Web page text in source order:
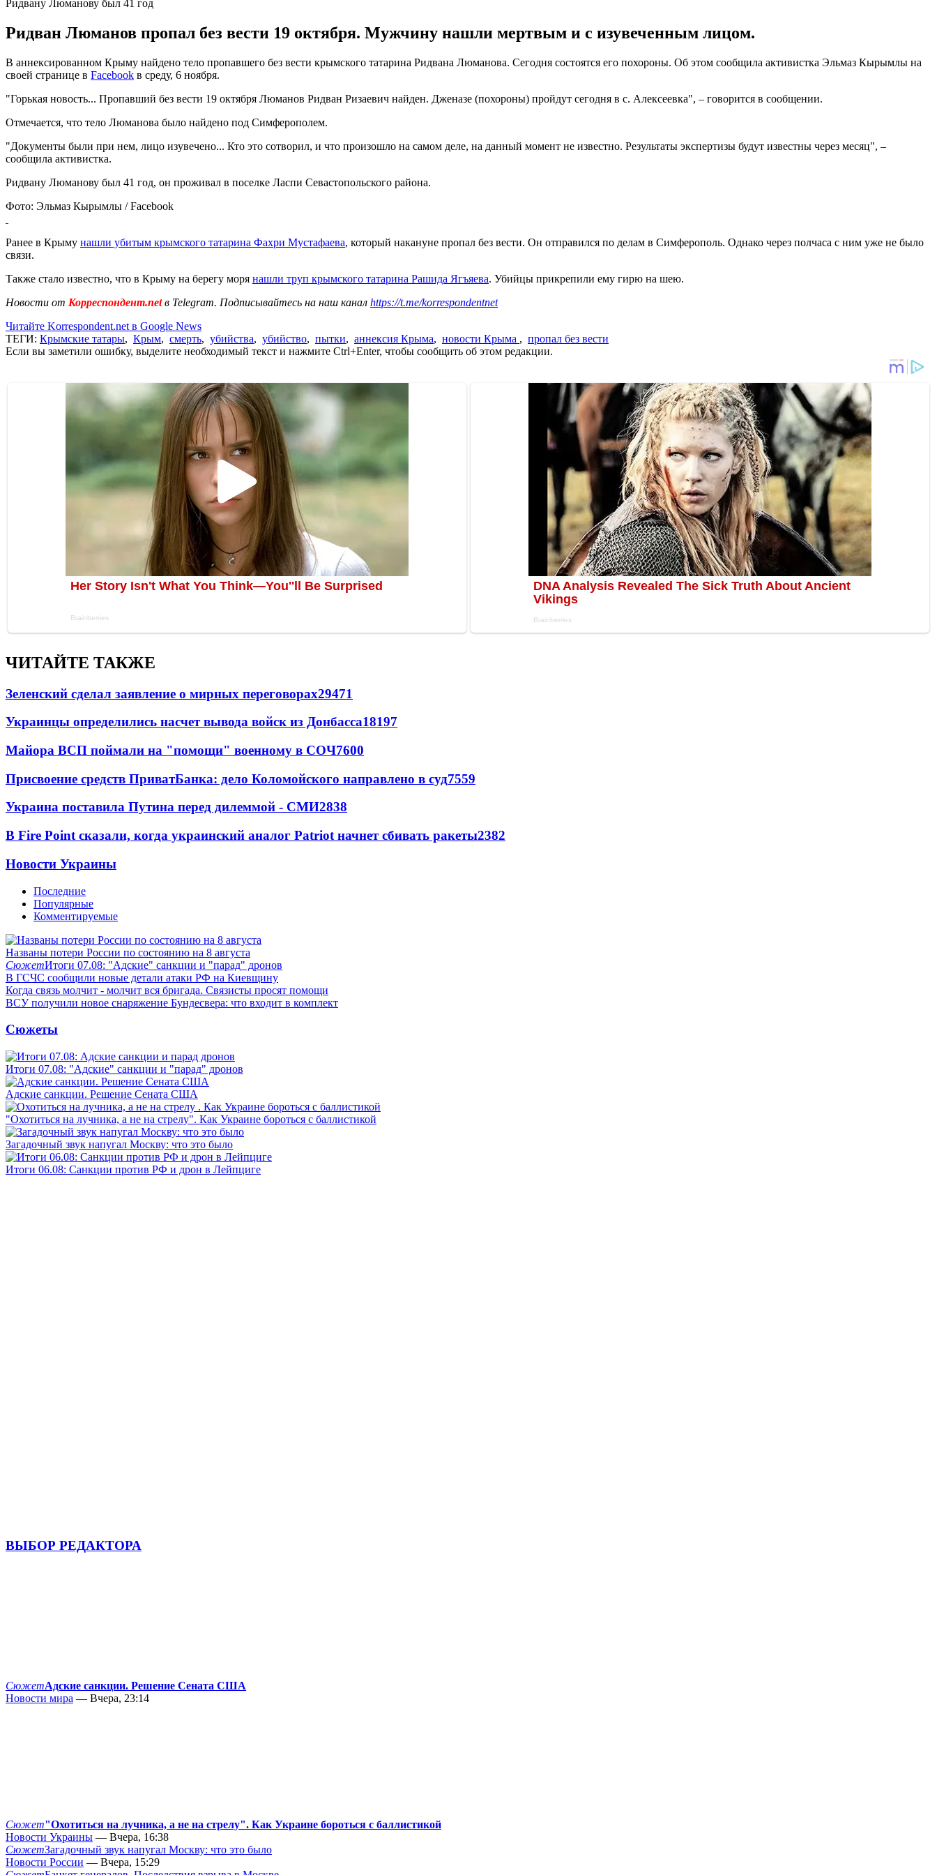
Ридвану Люманову был 41 год
Ридван Люманов пропал без вести 19 октября. Мужчину нашли мертвым и с изувеченным лицом.
В аннексированном Крыму найдено тело пропавшего без вести крымского татарина Ридвана Люманова. Сегодня состоятся его похороны. Об этом сообщила активистка Эльмаз Кырымлы на
своей странице в Facebook в среду, 6 ноября.
"Горькая новость... Пропавший без вести 19 октября Люманов Ридван Ризаевич найден. Дженазе (похороны) пройдут сегодня в с. Алексеевка", – говорится в сообщении.
Отмечается, что тело Люманова было найдено под Симферополем.
"Документы были при нем, лицо изувечено... Кто это сотворил, и что произошло на самом деле, на данный момент не известно. Результаты экспертизы будут известны через месяц", –
сообщила активистка.
Ридвану Люманову был 41 год, он проживал в поселке Ласпи Севастопольского района.
Фото: Эльмаз Кырымлы / Facebook
Ранее в Крыму нашли убитым крымского татарина Фахри Мустафаева, который накануне пропал без вести. Он отправился по делам в Симферополь. Однако через полчаса с ним уже не было
связи.
Также стало известно, что в Крыму на берегу моря нашли труп крымского татарина Рашида Ягъяева. Убийцы прикрепили ему гирю на шею.
Новости от Корреспондент.netв Telegram. Подписывайтесь на наш канал https://t.me/korrespondentnet
Читайте Korrespondent.net в Google News
ТЕГИ: Крымские татары, Крым, смерть, убийства, убийство, пытки, аннексия Крыма, новости Крыма , пропал без вести
Если вы заметили ошибку, выделите необходимый текст и нажмите Ctrl+Enter, чтобы сообщить об этом редакции.
ЧИТАЙТЕ ТАКЖЕ
Зеленский сделал заявление о мирных переговорах29471
Украинцы определились насчет вывода войск из Донбасса18197
Майора ВСП поймали на "помощи" военному в СОЧ7600
Присвоение средств ПриватБанка: дело Коломойского направлено в суд7559
Украина поставила Путина перед дилеммой - СМИ2838
В Fire Point сказали, когда украинский аналог Patriot начнет сбивать ракеты2382
Новости Украины
Последние
Популярные
Комментируемые
Названы потери России по состоянию на 8 августа
СюжетИтоги 07.08: "Адские" санкции и "парад" дронов
В ГСЧС сообщили новые детали атаки РФ на Киевщину
Когда связь молчит - молчит вся бригада. Связисты просят помощи
ВСУ получили новое снаряжение Бундесвера: что входит в комплект
Сюжеты
Итоги 07.08: "Адские" санкции и "парад" дронов
Адские санкции. Решение Сената США
"Охотиться на лучника, а не на стрелу". Как Украине бороться с баллистикой
Загадочный звук напугал Москву: что это было
Итоги 06.08: Санкции против РФ и дрон в Лейпциге
ВЫБОР РЕДАКТОРА
СюжетАдские санкции. Решение Сената США
Новости мира — Вчера, 23:14
Сюжет"Охотиться на лучника, а не на стрелу". Как Украине бороться с баллистикой
Новости Украины — Вчера, 16:38
СюжетЗагадочный звук напугал Москву: что это было
Новости России — Вчера, 15:29